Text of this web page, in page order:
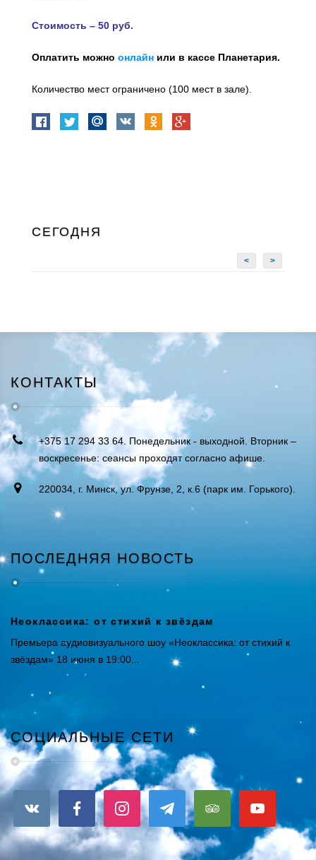
Стоимость – 50 руб.
Оплатить можно онлайн или в кассе Планетария.
Количество мест ограничено (100 мест в зале).
СЕГОДНЯ
< >
КОНТАКТЫ
+375 17 294 33 64. Понедельник - выходной. Вторник –
воскресенье: сеансы проходят согласно афише.
220034, г. Минск, ул. Фрунзе, 2, к.6 (парк им. Горького).
ПОСЛЕДНЯЯ НОВОСТЬ
Неоклассика: от стихий к звёздам
Премьера аудиовизуального шоу «Неоклассика: от стихий к
звёздам» 18 июня в 19:00...
СОЦИАЛЬНЫЕ СЕТИ